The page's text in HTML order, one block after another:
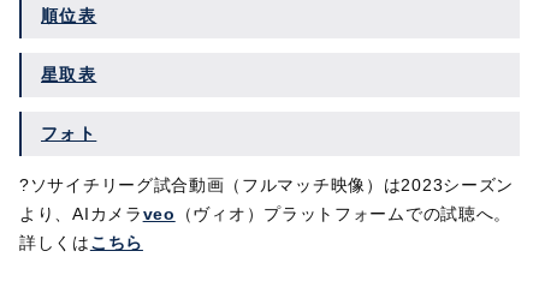
順位表
星取表
フォト
?ソサイチリーグ試合動画（フルマッチ映像）は2023シーズン
より、AIカメラveo
（ヴィオ）プラットフォームでの試聴へ。
詳しくはこちら